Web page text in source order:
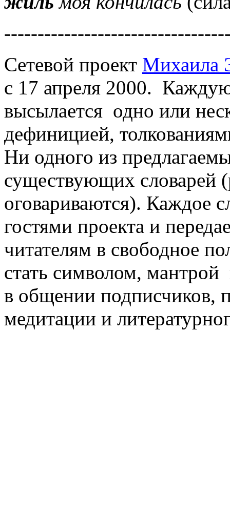
Сетевой проект Михаила
с 17 апреля 2000.
высылается одно или
дефиницией,
Ни одного из
существующих словарей
оговариваются). Каждое
гостями проекта и
читателям в свободное
стать символом,
в общении подписчиков,
медитации и